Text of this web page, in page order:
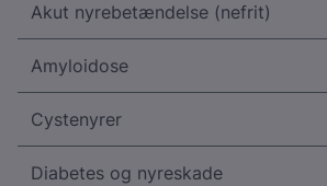
Akut nyrebetændelse (nefrit)
Amyloidose
Cystenyrer
Diabetes og nyreskade